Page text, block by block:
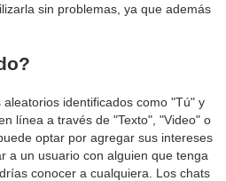
sin problemas, ya que además
identificados como "Tú" y
línea a través de "Texto", "Video" o
optar por agregar sus intereses
a un usuario con alguien que tenga
conocer a cualquiera. Los chats